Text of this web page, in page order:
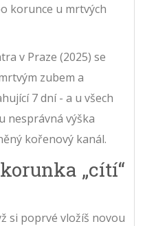
korunce u mrtvých
v Praze (2025) se
zubem a
7 dní - a u všech
nesprávná výška
kořenový kanál.
„cítí“
si poprvé vložíš novou